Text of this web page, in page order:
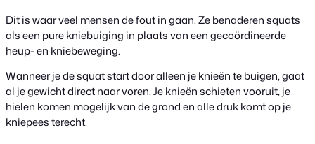
Dit is waar veel mensen de fout in gaan. Ze benaderen squats
als een pure kniebuiging in plaats van een gecoördineerde
heup- en kniebeweging.
Wanneer je de squat start door alleen je knieën te buigen, gaat
al je gewicht direct naar voren. Je knieën schieten vooruit, je
hielen komen mogelijk van de grond en alle druk komt op je
kniepees terecht.